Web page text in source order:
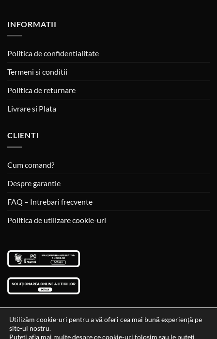
INFORMATII
Politica de confidentialitate
Termeni si conditii
Politica de returnare
Livrare si Plata
CLIENTI
Cum comand?
Despre garantie
FAQ – Intrebari frecvente
Politica de utilizare cookie-uri
Utilizăm cookie-uri pentru a vă oferi cea mai bună experiență pe
site-ul nostru.
Puteți afla mai multe despre ce cookie-uri folosim sau le puteți